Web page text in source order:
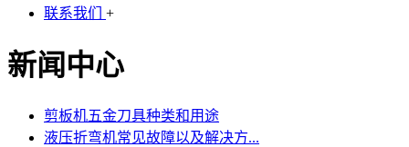
联系我们 +
新闻中心
剪板机五金刀具种类和用途
液压折弯机常见故障以及解决方...